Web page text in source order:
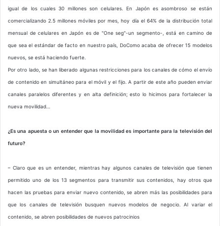
igual de los cuales 30 millones son celulares. En Japón es asombroso se están
comercializando 2.5 millones móviles por mes, hoy día el 64% de la distribución total
mensual de celulares en Japón es de "One seg"-un segmento-, está en camino de
que sea el estándar de facto en nuestro país, DoComo acaba de ofrecer 15 modelos
nuevos, se está haciendo fuerte.
Por otro lado, se han liberado algunas restricciones para los canales de cómo el envío
de contenido en simultáneo para el móvil y el fijo. A partir de este año pueden enviar
canales paralelos diferentes y en alta definición; esto lo hicimos para fortalecer la
nueva movilidad…
¿Es una apuesta o un entender que la movilidad es importante para la televisión del
futuro?
– Claro que es un entender, mientras hay algunos canales de televisión que tienen
permitido uno de los 13 segmentos para transmitir sus contenidos, hay otros que
hacen las pruebas para enviar nuevo contenido, se abren más las posibilidades para
que los canales de televisión busquen nuevos modelos de negocio. Al variar el
contenido, se abren posibilidades de nuevos patrocinios